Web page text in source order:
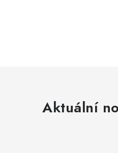
Aktuální